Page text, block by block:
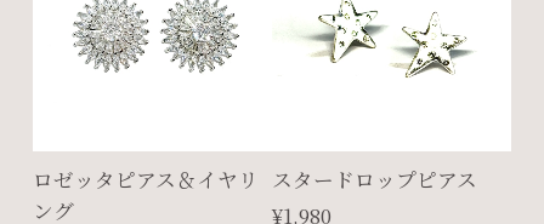
ロゼッタピアス＆イヤリ
ング
スタードロップピアス
¥1,980